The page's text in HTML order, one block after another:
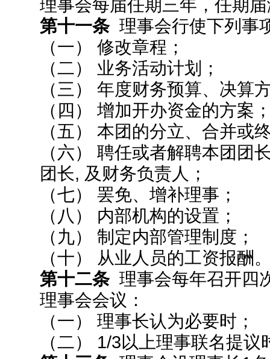
理事会每届任期三年，任期
第十一条 理事会行使下列事
（一） 修改章程；
（二） 业务活动计划；
（三） 年度财务预算、决算
（四） 增加开办资金的方案
（五） 本团的分立、合并或
（六） 聘任或者解聘本团团
团长, 及财务负责人；
（七） 罢免、增补理事；
（八） 内部机构的设置；
（九） 制定内部管理制度；
（十） 从业人员的工资报酬
第十二条 理事会每年召开四
理事会会议：
（一） 理事长认为必要时；
（二） 1/3以上理事联名提议